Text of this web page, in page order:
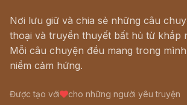
Nơi lưu giữ và chia sẻ những câu
thoại và truyền thuyết bất hủ từ khắp
Mỗi câu chuyện đều mang trong
niềm cảm hứng.
Được tạo với cho những người yêu truyện